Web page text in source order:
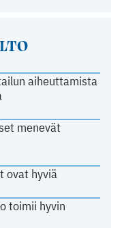
aiheuttamista
menevät
ovat hyviä
toimii hyvin